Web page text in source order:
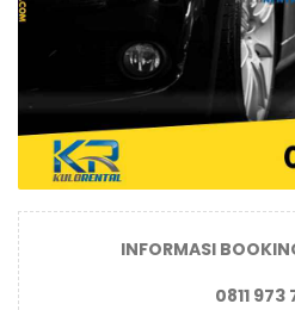
INFORMASI
0811 973